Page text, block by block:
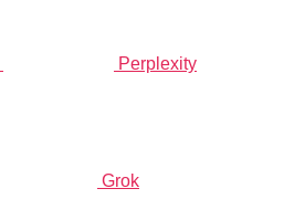
Perplexity
Grok